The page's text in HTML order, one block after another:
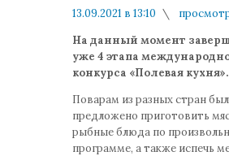
13.09.2021 в 13:10
На данный момент
уже 4 этапа
конкурса «Полевая кухня».
Поварам из разных стран
предложено приготовить
рыбные блюда по
программе, а также испечь